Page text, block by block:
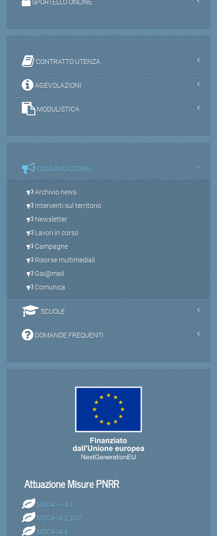
SPORTELLO ONLINE
CONTRATTO UTENZA
AGEVOLAZIONI
MODULISTICA
COMUNICAZIONE
Archivio news
Interventi sul territorio
Newsletter
Lavori in corso
Campagne
Risorse multimediali
Gai@mail
Comunica
SCUOLE
DOMANDE FREQUENTI
Attuazione Misure PNRR
M2C4 – I4.1
M2C4-I4.2_057
M2C4-I4.4